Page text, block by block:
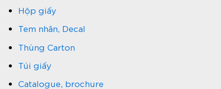
Hộp giấy
Tem nhãn, Decal
Thùng Carton
Túi giấy
Catalogue, brochure